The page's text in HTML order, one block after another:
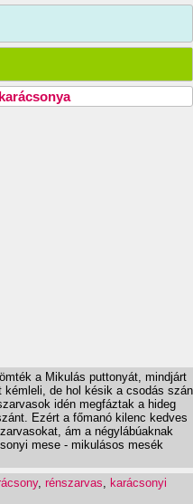
a Mikulás puttonyát, mindjárt
de hol késik a csodás szán
idén megfáztak a hideg
Ezért a főmanó kilenc kedves
ám a négylábúaknak
mese - mikulásos mesék
, rénszarvas karácsonyi